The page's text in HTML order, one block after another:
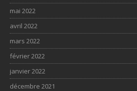
mai 2022
avril 2022
mars 2022
février 2022
janvier 2022
décembre 2021